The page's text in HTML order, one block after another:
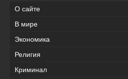
О сайте
В мире
Экономика
Религия
Криминал